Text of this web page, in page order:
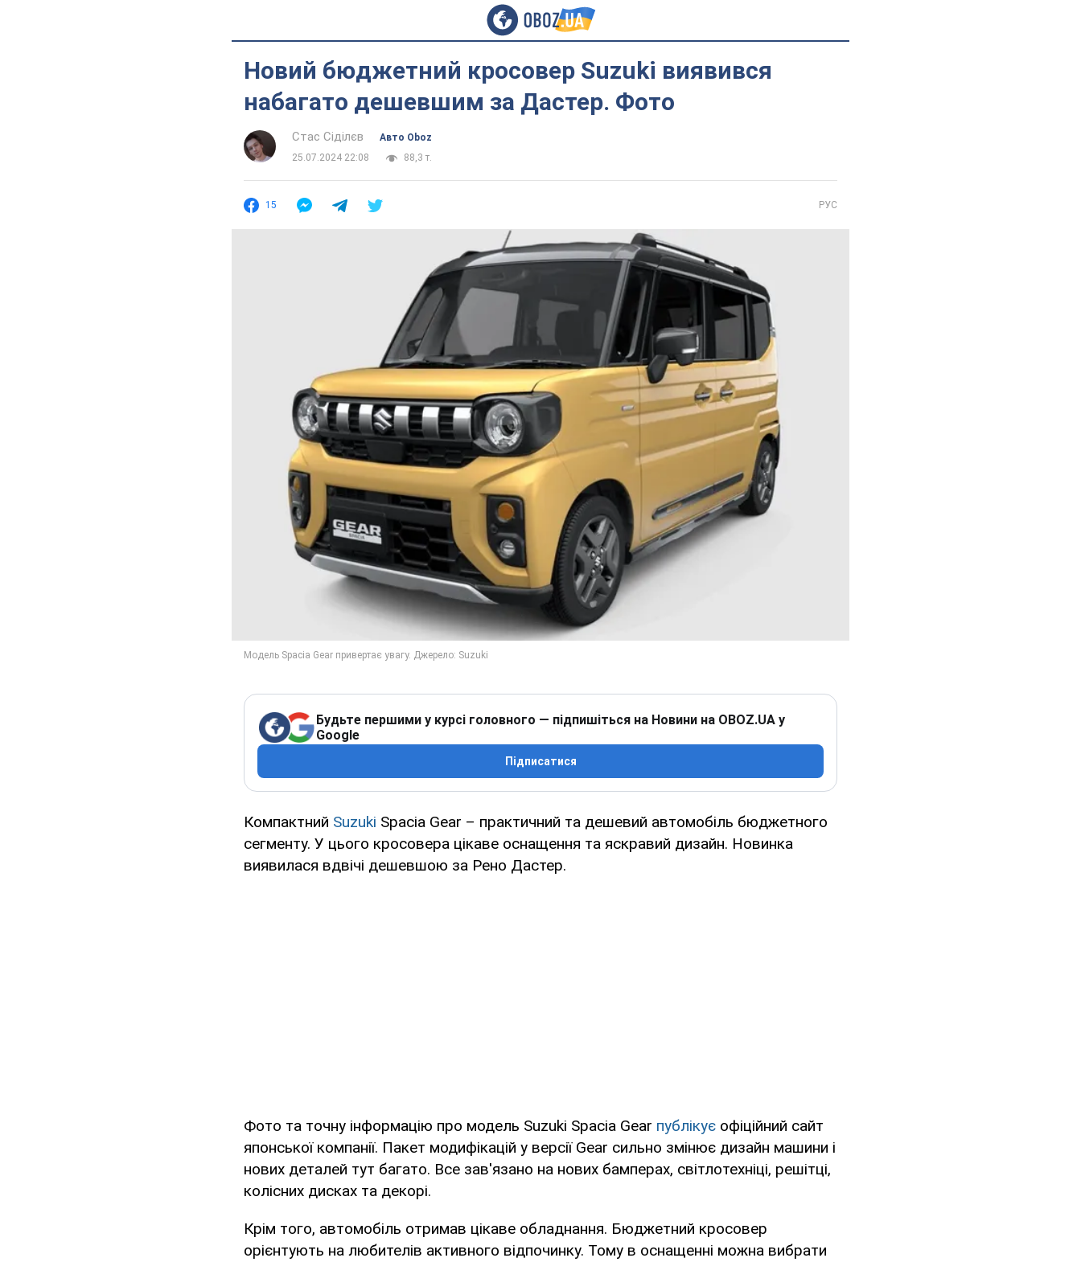
Новий бюджетний кросовер Suzuki виявився
набагато дешевшим за Дастер. Фото
Стас Сіділєв
Авто Oboz
25.07.2024 22:08
88,3 т.
15 РУС
Будьте першими у курсі головного — підпишіться на Новини на OBOZ.UA у
Google
Підписатися
Компактний Suzuki Spacia Gear – практичний та дешевий автомобіль бюджетного
сегменту. У цього кросовера цікаве оснащення та яскравий дизайн. Новинка
виявилася вдвічі дешевшою за Рено Дастер.
Фото та точну інформацію про модель Suzuki Spacia Gear публікує офіційний сайт
японської компанії. Пакет модифікацій у версії Gear сильно змінює дизайн машини і
нових деталей тут багато. Все зав'язано на нових бамперах, світлотехніці, решітці,
колісних дисках та декорі.
Крім того, автомобіль отримав цікаве обладнання. Бюджетний кросовер
орієнтують на любителів активного відпочинку. Тому в оснащенні можна вибрати